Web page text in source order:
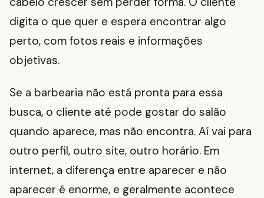
digita o que quer e espera encontrar algo
perto, com fotos reais e informações
objetivas.
Se a barbearia não está pronta para essa
busca, o cliente até pode gostar do salão
quando aparece, mas não encontra. Aí vai para
outro perfil, outro site, outro horário. Em
internet, a diferença entre aparecer e não
aparecer é enorme, e geralmente acontece